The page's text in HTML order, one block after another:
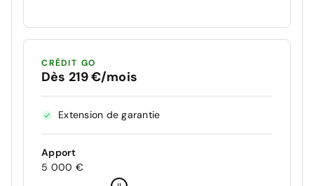
CRÉDIT GO
Dès 219 €/mois
Extension de garantie
Apport
5 000 €